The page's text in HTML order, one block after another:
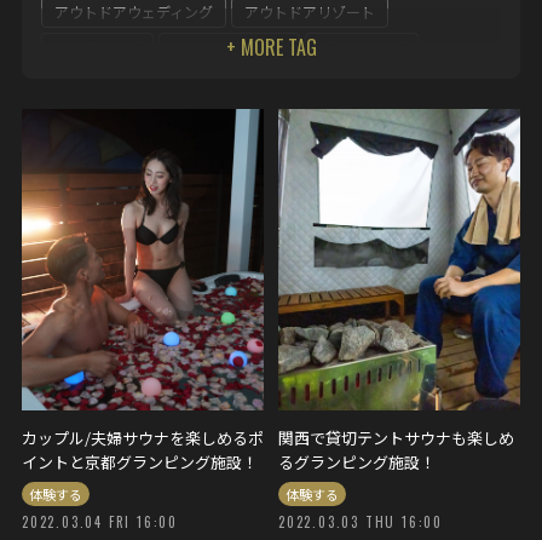
アウトドアウェディング
アウトドアリゾート
キャンペーン企画
グランピング女子会
テーマパーク
デュラクス
デュラクスアウトドアリゾート京丹後久美浜LABO
デュラクスアウトドアリゾート冒険の森やまぞえ
ホテル丹後王国デュラクスアウトドアリゾート京丹後王国食のみ
やこ
丹後王国
京 丹後 京丹後久美浜
京都
京都グランピング
冒険の森 奈良県
女子会
整う サウナ
関西 関西 グランピング 食のみやこ
カップル/夫婦サウナを楽しめるポ
イントと京都グランピング施設！
体験する
2022.03.04 FRI 16:00
関西で貸切テントサウナも楽しめ
るグランピング施設！
体験する
2022.03.03 THU 16:00